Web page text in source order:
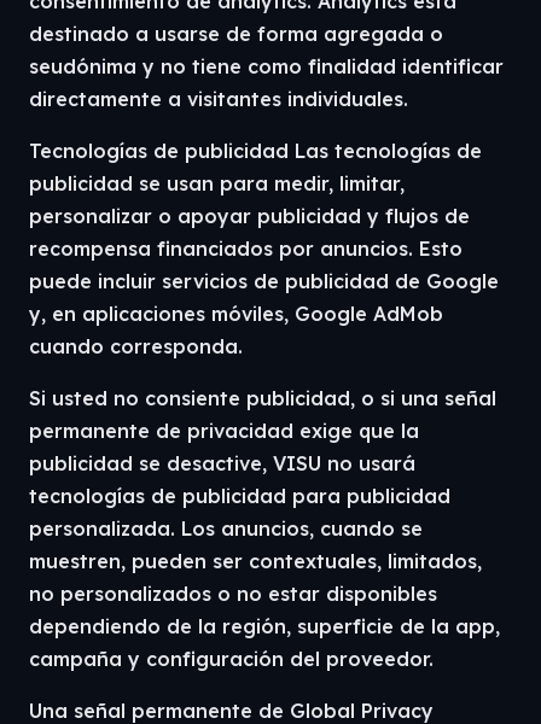
destinado a usarse de forma agregada o
seudónima y no tiene como finalidad identificar
directamente a visitantes individuales.
Tecnologías de publicidad Las tecnologías de
publicidad se usan para medir, limitar,
personalizar o apoyar publicidad y flujos de
recompensa financiados por anuncios. Esto
puede incluir servicios de publicidad de Google
y, en aplicaciones móviles, Google AdMob
cuando corresponda.
Si usted no consiente publicidad, o si una señal
permanente de privacidad exige que la
publicidad se desactive, VISU no usará
tecnologías de publicidad para publicidad
personalizada. Los anuncios, cuando se
muestren, pueden ser contextuales, limitados,
no personalizados o no estar disponibles
dependiendo de la región, superficie de la app,
campaña y configuración del proveedor.
Una señal permanente de Global Privacy